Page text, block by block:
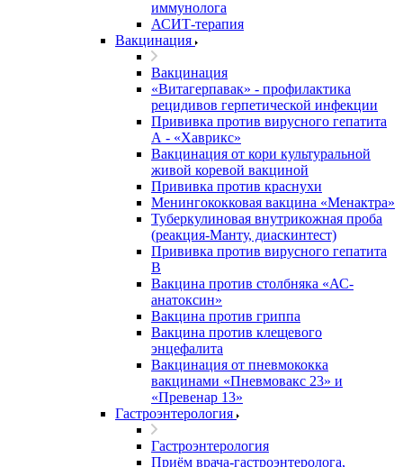
иммунолога
АСИТ-терапия
Вакцинация
Вакцинация
«Витагерпавак» - профилактика
рецидивов герпетической инфекции
Прививка против вирусного гепатита
А - «Хаврикс»
Вакцинация от кори культуральной
живой коревой вакциной
Прививка против краснухи
Менингококковая вакцина «Менактра»
Туберкулиновая внутрикожная проба
(реакция-Манту, диаскинтест)
Прививка против вирусного гепатита
В
Вакцина против столбняка «АС-
анатоксин»
Вакцина против гриппа
Вакцина против клещевого
энцефалита
Вакцинация от пневмококка
вакцинами «Пневмовакс 23» и
«Превенар 13»
Гастроэнтерология
Гастроэнтерология
Приём врача-гастроэнтеролога,